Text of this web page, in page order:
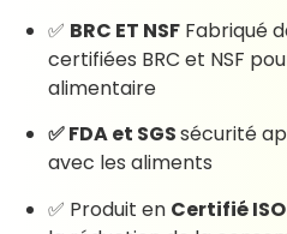
✅ BRC ET NSF Fabriqué
certifiées BRC et NSF
alimentaire
✅ FDA et SGSsécurité
avec les aliments
✅ Produit en Certifié ISO